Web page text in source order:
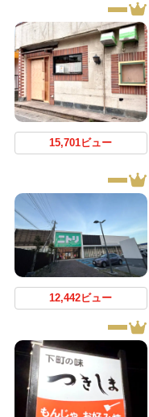
15,701ビュー
12,442ビュー